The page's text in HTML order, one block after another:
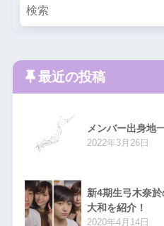
最近の投稿
メンバー出身地
2022年3月26日
新4期生弓木奈
大和を紹介！
2020年4月14日